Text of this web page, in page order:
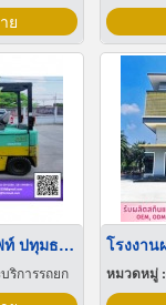
ย
เช่ารถยกโฟล์คลิฟท์ ปทุมธานี
ริการรถยก หมวดหมู่ :